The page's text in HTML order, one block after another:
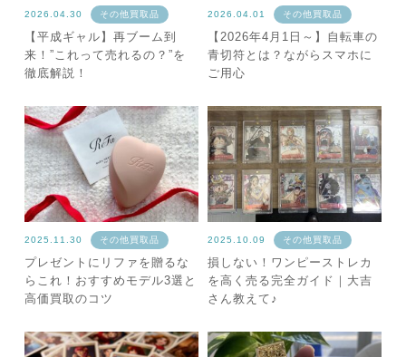
2026.04.30 その他買取品
【平成ギャル】再ブーム到
来！”これって売れるの？”を
徹底解説！
2026.04.01 その他買取品
【2026年4月1日～】自転車の
青切符とは？ながらスマホに
ご用心
2025.11.30 その他買取品
プレゼントにリファを贈るな
らこれ！おすすめモデル3選と
高価買取のコツ
2025.10.09 その他買取品
損しない！ワンピーストレカ
を高く売る完全ガイド｜大吉
さん教えて♪